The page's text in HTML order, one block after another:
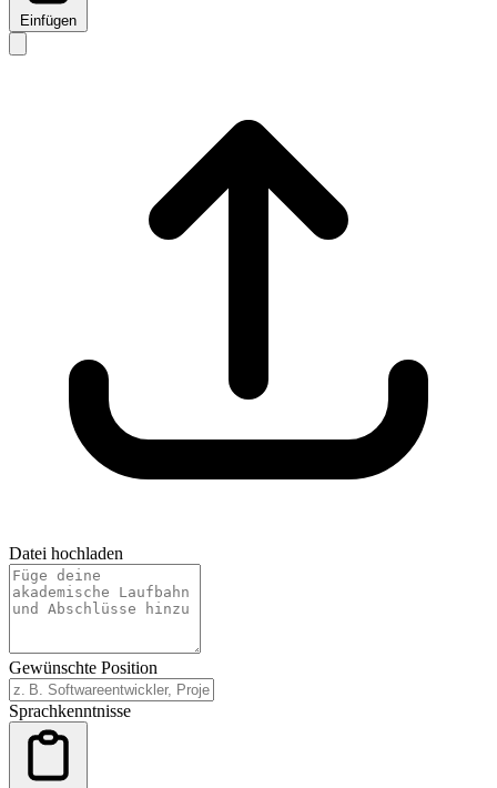
Einfügen
Datei hochladen
Gewünschte Position
Sprachkenntnisse